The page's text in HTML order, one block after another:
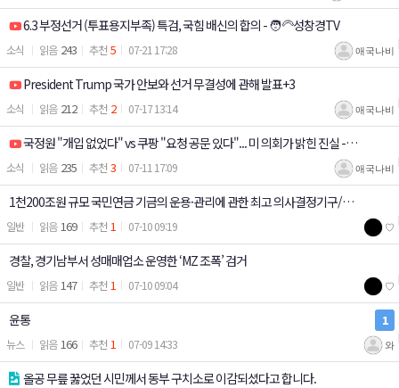
소식
6.3 부정선거 (투표용지부족) 특검, 국힘 배신의 합의 - 🧑‍🦳성창경TV
애국나비
243 5 07-21 17:28
소식
President Trump 국가 안보와 선거 무결성에 관해 발표+3
애국나비
212 2 07-17 13:14
소식
국정원 "개입 없었다" vs 쿠팡 "요청 공문 있다"... 미 의회가 밝힌 진실 -⛑️
고논
애국나비
235 3 07-11 17:09
일반
1천200조원 규모 국민연금 기금의 운용·관리에 관한 최고 의사결정기구/국
민연금 기금운용전문위원, 연임 가능해진다…최대 6년/청와대 사회수석에
민노총 출신 김경자
♡
169 1 07-10 09:19
일반
경찰, 경기남부서 성매매업소 운영한 ‘MZ 조폭’ 검거
♡
147 1 07-10 09:04
뉴스
윤통 1
와
166 1 07-09 14:33
올공 무릎 꿇었던 시민께서 동부 구치소로 이감되셨다고 합니다.